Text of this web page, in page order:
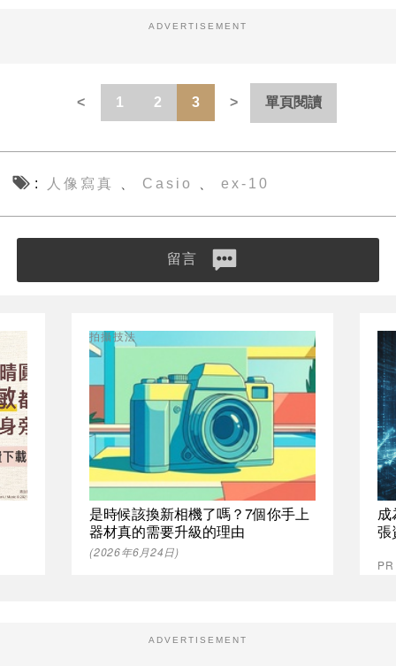
ADVERTISEMENT
1 2 3 單頁閱讀
人像寫真 Casio ex-10
留言
是時候該換新相機了嗎？7個你手上
器材真的需要升級的理由
拍攝技法
(2026年6月24日)
張
ADVERTISEMENT